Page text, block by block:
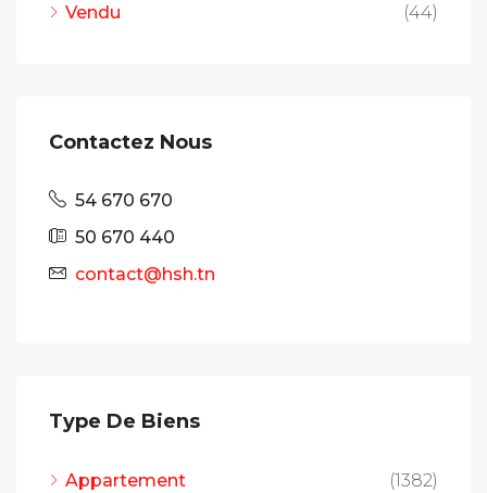
Vendu
(44)
Contactez Nous
54 670 670
50 670 440
contact@hsh.tn
Type De Biens
Appartement
(1382)